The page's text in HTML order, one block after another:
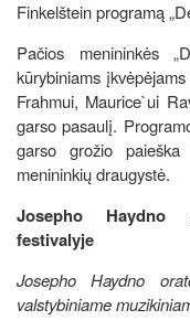
Finkelštein programą
Pačios menininkės
kūrybiniams
Frahmui, Maurice`ui
garso pasaulį.
garso grožio
menininkių draugystė.
Josepho Haydno
festivalyje
Josepho Haydno
valstybiniame